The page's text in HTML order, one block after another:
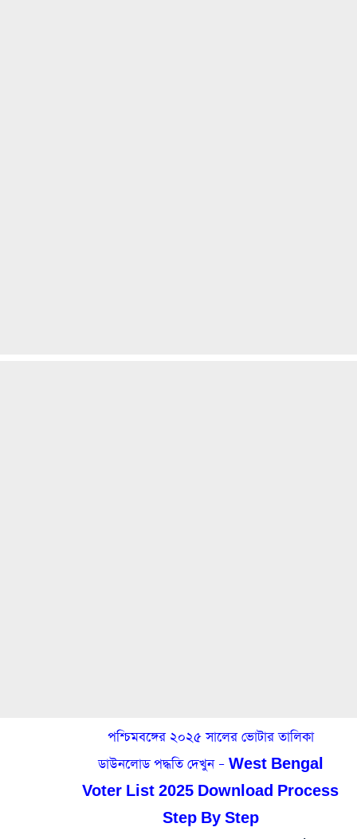
পশ্চিমবঙ্গের ২০২৫ সালের ভোটার তালিকা
ডাউনলোড পদ্ধতি দেখুন – West Bengal
Voter List 2025 Download Process
Step By Step